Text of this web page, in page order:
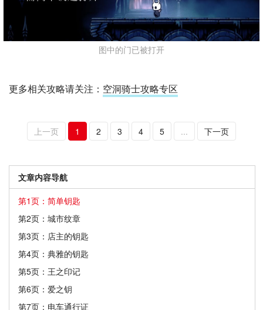
图中的门已被打开
更多相关攻略请关注： 空洞骑士攻略专区
上一页 1 2 3 4 5 ... 下一页
文章内容导航
第1页：简单钥匙
第2页：城市纹章
第3页：店主的钥匙
第4页：典雅的钥匙
第5页：王之印记
第6页：爱之钥
第7页：电车通行证